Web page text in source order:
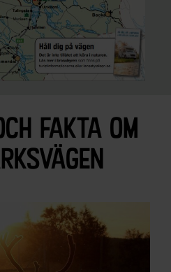
fakta om